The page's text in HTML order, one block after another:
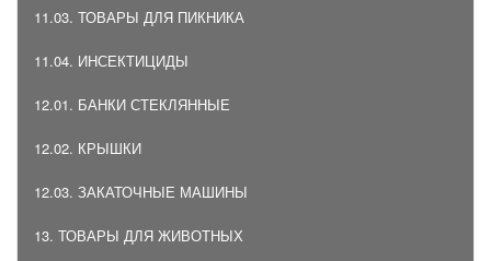
11.03. ТОВАРЫ ДЛЯ ПИКНИКА
11.04. ИНСЕКТИЦИДЫ
12.01. БАНКИ СТЕКЛЯННЫЕ
12.02. КРЫШКИ
12.03. ЗАКАТОЧНЫЕ МАШИНЫ
13. ТОВАРЫ ДЛЯ ЖИВОТНЫХ